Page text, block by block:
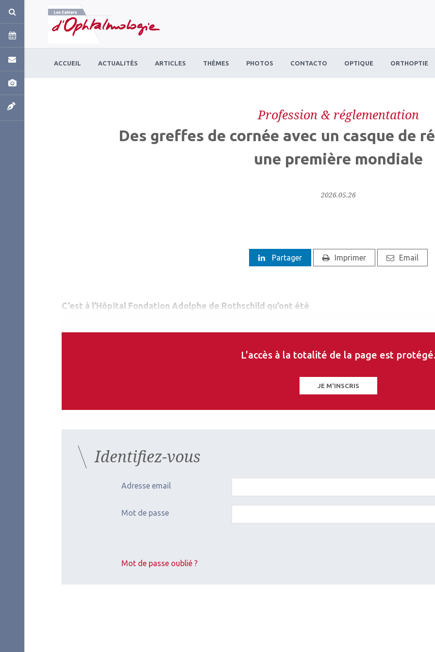
ACCUEIL ACTUALITÉS ARTICLES THÈMES PHOTOS CONTACTO OPTIQUE ORTHOPTIE
Profession & réglementation
Des greffes de cornée avec un casque de
une première mondiale
2026.05.26
Partager Imprimer Email
C’est à l’Hôpital Fondation Adolphe de Rothschild qu’ont été
casque de réalité augmentée certifié pour usage chirurgical.
L'accès à la totalité de la page est
JE M'INSCRIS
Identifiez-vous
Adresse email
Mot de passe
Mot de passe oublié ?
Panneau de gestion des cookies